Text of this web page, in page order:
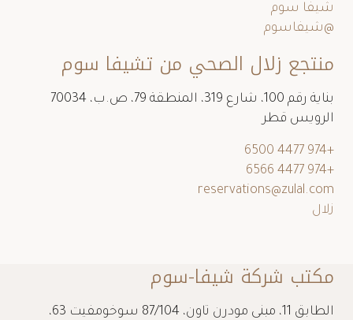
شيفا سوم
@شيفاسوم
منتجع زلال الصحي من تشيفا سوم
بناية رقم 100، شارع 319، المنطقة 79، ص.ب، 70034
الرويس قطر
+974 4477 6500
+974 4477 6566
reservations@zulal.com
زلال
مكتب شركة شيفا-سوم
الطابق 11، مبنى مودرن تاون، 87/104 سوخومفيت 63،